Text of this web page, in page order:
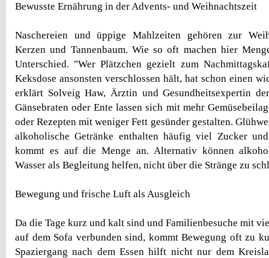
Bewusste Ernährung in der Advents- und Weihnachtszeit
Naschereien und üppige Mahlzeiten gehören zur
Kerzen und Tannenbaum. Wie so oft machen hier
Unterschied. "Wer Plätzchen gezielt zum
Keksdose ansonsten verschlossen hält, hat schon einen
erklärt Solveig Haw, Ärztin und Gesundheitsexpertin
Gänsebraten oder Ente lassen sich mit mehr
oder Rezepten mit weniger Fett gesünder gestalten.
alkoholische Getränke enthalten häufig viel Zucker
kommt es auf die Menge an. Alternativ können
Wasser als Begleitung helfen, nicht über die Stränge zu
Bewegung und frische Luft als Ausgleich
Da die Tage kurz und kalt sind und Familienbesuche mit
auf dem Sofa verbunden sind, kommt Bewegung oft zu
Spaziergang nach dem Essen hilft nicht nur dem